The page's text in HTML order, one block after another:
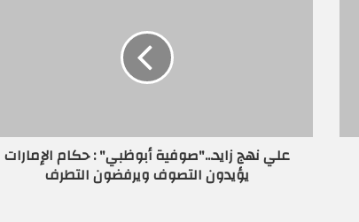
علي نهج زايد..."صوفية أبوظبي" : حكام الإمارات
يؤيدون التصوف ويرفضون التطرف